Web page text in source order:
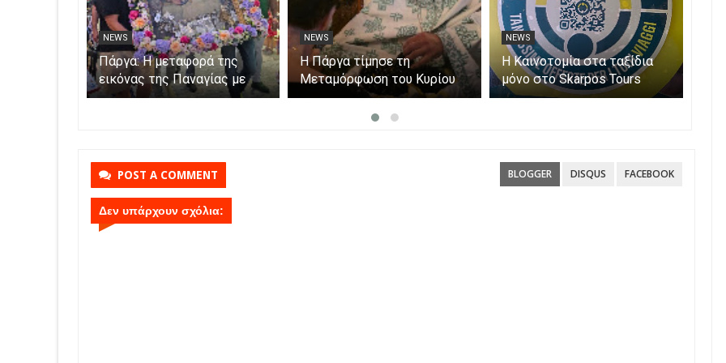
NEWS
Πάργα: Η μεταφορά της
εικόνας της Παναγίας με
βάρκες στο νησάκι.
NEWS
Η Πάργα τίμησε τη
Μεταμόρφωση του Κυρίου
NEWS
Η Καινοτομία στα ταξίδια
μόνο στο Skarpos Tours
Parga
POST A COMMENT BLOGGER DISQUS FACEBOOK
Δεν υπάρχουν σχόλια: